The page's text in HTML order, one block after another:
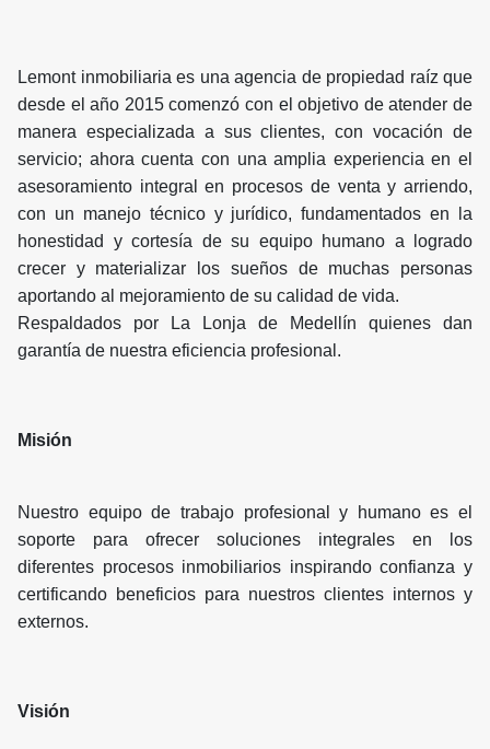
Lemont inmobiliaria es una agencia de propiedad raíz que
desde el año 2015 comenzó con el objetivo de atender de
manera especializada a sus clientes, con vocación de
servicio; ahora cuenta con una amplia experiencia en el
asesoramiento integral en procesos de venta y arriendo,
con un manejo técnico y jurídico, fundamentados en la
honestidad y cortesía de su equipo humano a logrado
crecer y materializar los sueños de muchas personas
aportando al mejoramiento de su calidad de vida.
Respaldados por La Lonja de Medellín quienes dan
garantía de nuestra eficiencia profesional.
Misión
Nuestro equipo de trabajo profesional y humano es el
soporte para ofrecer soluciones integrales en los
diferentes procesos inmobiliarios inspirando confianza y
certificando beneficios para nuestros clientes internos y
externos.
Visión